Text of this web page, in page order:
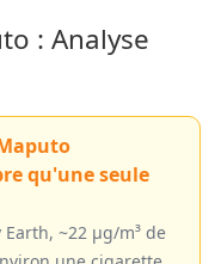
: Analyse
qu'une seule
~22 µg/m³ de